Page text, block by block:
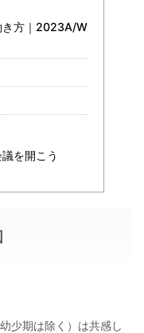
き方｜2023A/W
を開こう
少期は除く）は共感し